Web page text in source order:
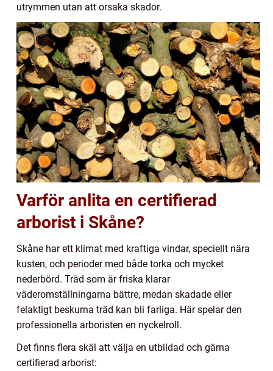
utrymmen utan att orsaka skador.
Varför anlita en certifierad
arborist i Skåne?
Skåne har ett klimat med kraftiga vindar, speciellt nära
kusten, och perioder med både torka och mycket
nederbörd. Träd som är friska klarar
väderomställningarna bättre, medan skadade eller
felaktigt beskurna träd kan bli farliga. Här spelar den
professionella arboristen en nyckelroll.
Det finns flera skäl att välja en utbildad och gärna
certifierad arborist: